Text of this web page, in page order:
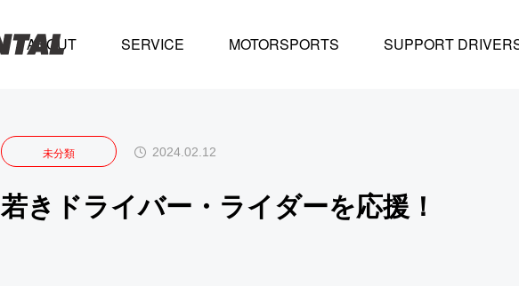
ABOUT SERVICE MOTORSPORTS SUPPORT
NEWS 未分類 若きドライバー・ライダーを応援！
未分類 2024.02.12
若きドライバー・ライダーを応援！